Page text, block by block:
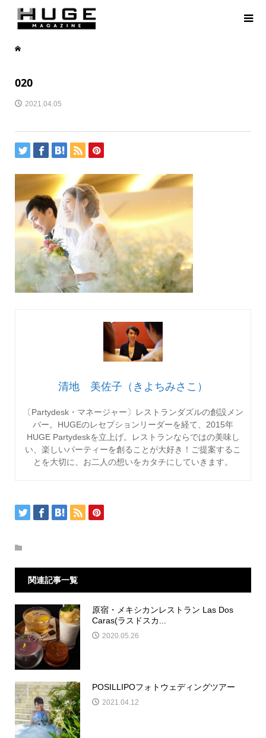
020
2021.04.05
清地 美佐子（きよちみさこ）
〔Partydesk・マネージャー〕レストランダズルの創設メン
バー。HUGEのレセプションリーダーを経て、2015年
HUGE Partydeskを立上げ。レストランならではの美味し
い、楽しいパーティーを創ることが大好き！ご提案するこ
とを大切に、お二人の想いをカタチにしていきます。
関連記事一覧
原宿・メキシカンレストラン Las Dos
Caras(ラスドスカ...
2020.05.26
POSILLIPOフォトウェディングツアー
2021.04.12